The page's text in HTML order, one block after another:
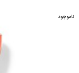
ناموجود